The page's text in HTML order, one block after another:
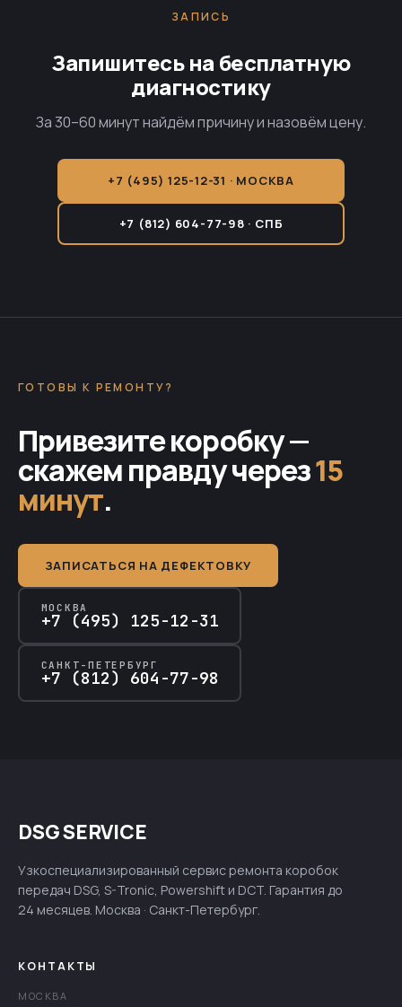
ЗАПИСЬ
Запишитесь на бесплатную
диагностику
За 30–60 минут найдём причину и назовём цену.
+7 (495) 125-12-31 · МОСКВА
+7 (812) 604-77-98 · СПБ
ГОТОВЫ К РЕМОНТУ?
Привезите коробку —
скажем правду через15
минут.
ЗАПИСАТЬСЯ НА ДЕФЕКТОВКУ
МОСКВА
+7 (495) 125-12-31
САНКТ-ПЕТЕРБУРГ
+7 (812) 604-77-98
DSG SERVICE
Узкоспециализированный сервис ремонта коробок
передач DSG, S-Tronic, Powershift и DCT. Гарантия до
24 месяцев. Москва · Санкт-Петербург.
КОНТАКТЫ
МОСКВА